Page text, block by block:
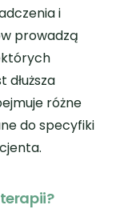
i
prowadzą
różne
do specyfiki